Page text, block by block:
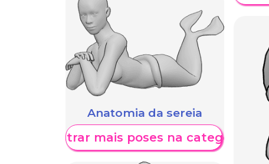
Anatomia da sereia
Mostrar mais poses na categoria